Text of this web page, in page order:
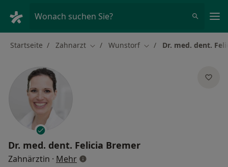
Wonach suchen Sie?
Startseite Zahnarzt Stadt ändern
Wunstorf Stadt ändern
Dr. med. dent.
Dr. med. dent. Felicia Bremer
Zahnärztin · Mehrüber Spezialisierungen